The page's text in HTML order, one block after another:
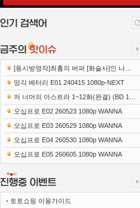
[동시방영작]최흉의 버퍼 [화술사]인 나는
세계 최강 클랜을 이끈다 E12 241219 108..
망각 배터리 E01 240415 1080p-NEXT
저 너머의 아스트라 1~12화(완결) (BD 192
0x1080 x265-10Bit FLACx2)
오십프로 E02 260523 1080p WANNA
오십프로 E03 260529 1080p WANNA
오십프로 E04 260530 1080p WANNA
오십프로 E05 260605 1080p WANNA
• 토토쇼핑 이용가이드